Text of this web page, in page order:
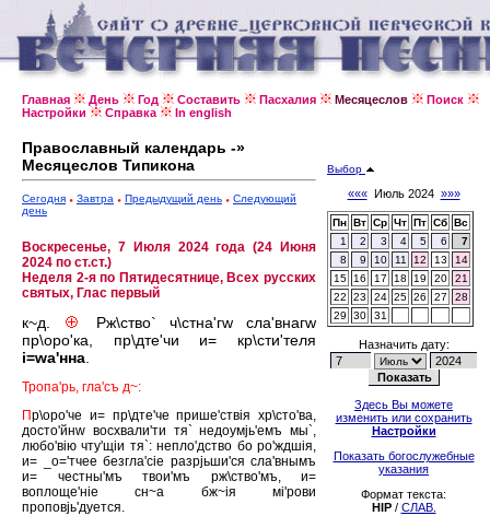
Главная День Год Составить Пасхалия Месяцеслов
Поиск
Настройки
Справка In english
Православный календарь -»
Месяцеслов Типикона
Сегодня Завтра Предыдущий день
Следующий
день
Воскресенье, 7 Июля 2024 года (24 Июня
2024 по ст.ст.)
Неделя 2-я по Пятидесятнице, Всех русских
святых, Глас первый
к~д.
Рж\ство` ч\стна'гw сла'внагw
пр\оро'ка, пр\дте'чи и= кр\сти'теля
i=wа'нна
Тропа'рь, гла'съ д~:
Пр\оро'че и= пр\дте'че прише'ствiя хр\сто'ва,
досто'йнw восхвали'ти тя` недоумjь'емъ мы`,
любо'вiю чту'щiи тя`: непло'дство бо ро'ждшiя,
и= _о='тчее безгла'сiе разрjьши'ся сла'внымъ
и= честны'мъ твои'мъ рж\ство'мъ, и=
воплоще'нiе сн~а бж~iя мi'рови
проповjь'дуется.
Выбор
«««Июль 2024 »»»
Пн Вт Ср Чт Пт Сб Вс
1
2 3 4 5 6
7
8
9 10 11 12 13
14
15
16 17 18 19 20
21
22
23 24 25 26 27
28
29
30 31
Назначить дату:
Здесь Вы можете
изменить или сохранить
Настройки
Показать богослужебные
указания
Формат текста:
HIP/ СЛАВ.